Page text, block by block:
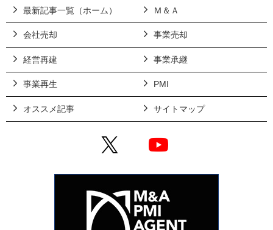
最新記事一覧（ホーム） Ｍ＆Ａ
会社売却 事業売却
経営再建 事業承継
事業再生 PMI
オススメ記事 サイトマップ
X